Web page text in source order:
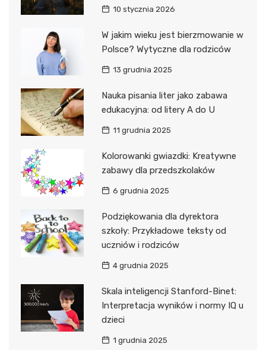
10 stycznia 2026
W jakim wieku jest bierzmowanie w
Polsce? Wytyczne dla rodziców
13 grudnia 2025
Nauka pisania liter jako zabawa
edukacyjna: od litery A do U
11 grudnia 2025
Kolorowanki gwiazdki: Kreatywne
zabawy dla przedszkolaków
6 grudnia 2025
Podziękowania dla dyrektora
szkoły: Przykładowe teksty od
uczniów i rodziców
4 grudnia 2025
Skala inteligencji Stanford-Binet:
Interpretacja wyników i normy IQ u
dzieci
1 grudnia 2025